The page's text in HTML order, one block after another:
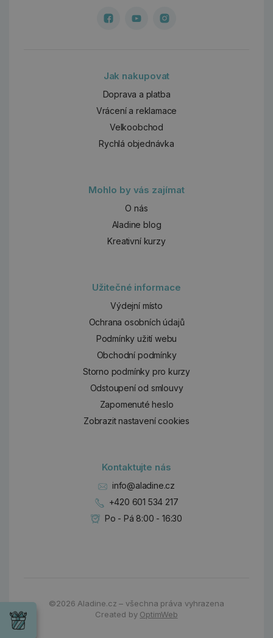
Jak nakupovat
Doprava a platba
Vrácení a reklamace
Velkoobchod
Rychlá objednávka
Mohlo by vás zajímat
O nás
Aladine blog
Kreativní kurzy
Užitečné informace
Výdejní místo
Ochrana osobních údajů
Podmínky užití webu
Obchodní podmínky
Storno podmínky pro kurzy
Odstoupení od smlouvy
Zapomenuté heslo
Zobrazit nastavení cookies
Kontaktujte nás
info@aladine.cz
+420 601 534 217
Po - Pá 8:00 - 16:30
©2026Aladine.cz – všechna práva vyhrazena
Created by OptimWeb
Wrendale
Chci si vybrat